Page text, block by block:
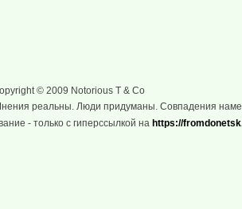
© 2009 Notorious T & Co
реальны. Люди придуманы. Совпадения
- только с гиперссылкой на https://